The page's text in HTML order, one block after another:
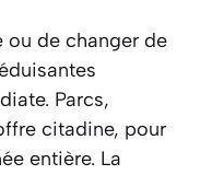
ou de changer de
Parcs,
citadine, pour
entière. La